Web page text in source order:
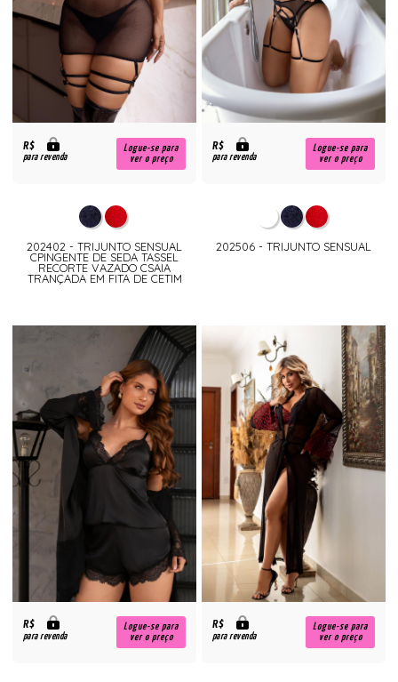
R$
para revenda
Logue-se para
ver o preço
202402 - TRIJUNTO SENSUAL
CPINGENTE DE SEDA TASSEL
RECORTE VAZADO CSAIA
TRANÇADA EM FITA DE CETIM
R$
para revenda
Logue-se para
ver o preço
202506 - TRIJUNTO SENSUAL
R$
para revenda
Logue-se para
ver o preço
R$
para revenda
Logue-se para
ver o preço